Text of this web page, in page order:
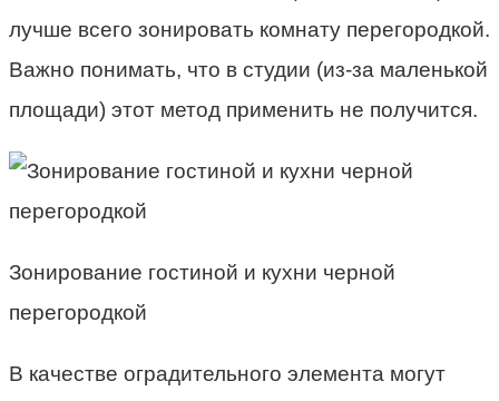
лучше всего зонировать комнату перегородкой.
Важно понимать, что в студии (из-за маленькой
площади) этот метод применить не получится.
Зонирование гостиной и кухни черной
перегородкой
В качестве оградительного элемента могут